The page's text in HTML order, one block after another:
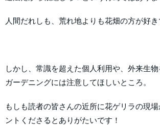
人間だれしも、荒れ地よりも花畑の方が好き
しかし、常識を超えた個人利用や、外来生
ガーデニングには注意してほしいところ。
もしも読者の皆さんの近所に花ゲリラの現
ントくださるとありがたいです！